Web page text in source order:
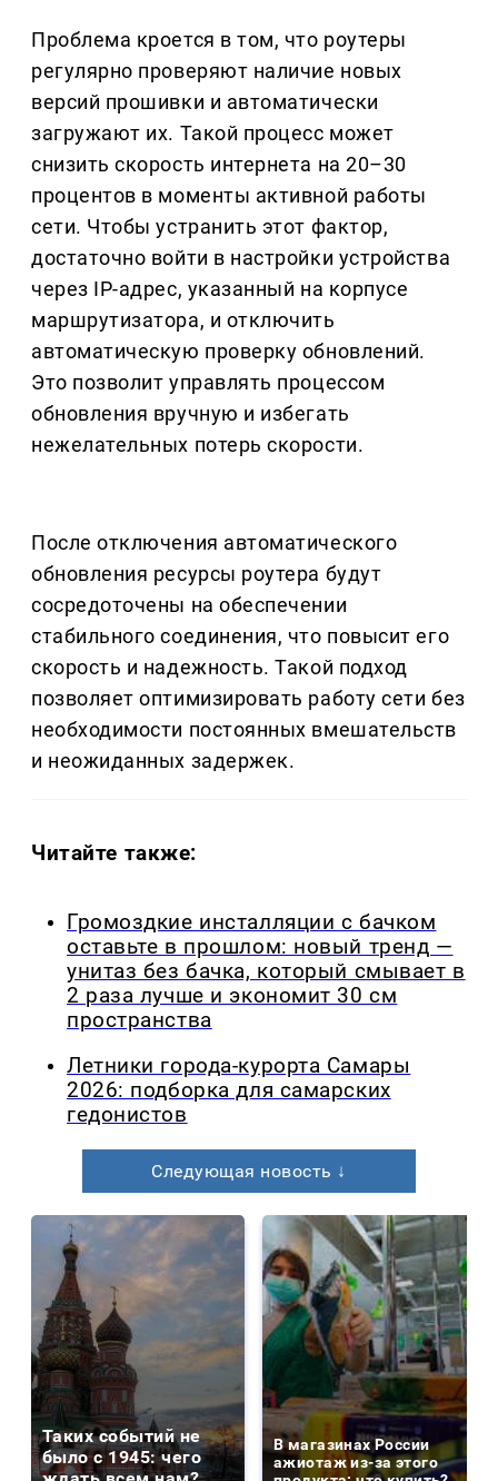
Проблема кроется в том, что роутеры
регулярно проверяют наличие новых
версий прошивки и автоматически
загружают их. Такой процесс может
снизить скорость интернета на 20–30
процентов в моменты активной работы
сети. Чтобы устранить этот фактор,
достаточно войти в настройки устройства
через IP-адрес, указанный на корпусе
маршрутизатора, и отключить
автоматическую проверку обновлений.
Это позволит управлять процессом
обновления вручную и избегать
нежелательных потерь скорости.
После отключения автоматического
обновления ресурсы роутера будут
сосредоточены на обеспечении
стабильного соединения, что повысит его
скорость и надежность. Такой подход
позволяет оптимизировать работу сети без
необходимости постоянных вмешательств
и неожиданных задержек.
Читайте также:
Громоздкие инсталляции с бачком
оставьте в прошлом: новый тренд —
унитаз без бачка, который смывает в
2 раза лучше и экономит 30 см
пространства
Летники города-курорта Самары
2026: подборка для самарских
гедонистов
Следующая новость ↓
Таких событий не
было с 1945: чего
В магазинах России
ажиотаж из-за этого